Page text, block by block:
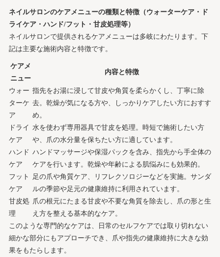
ネイルサロンのケアメニューの種類と特徴（ウォーターケア・ド
ライケア・ハンド/フット・甘皮処理等）
ネイルサロンで提供されるケアメニューは多岐にわたります。下
記は主要な施術内容と特徴です。
ケアメ
ニュー
内容と特徴
ウォー
ターケ
ア
指先をお湯に浸して甘皮や角質を柔らかくし、丁寧に除
去。乾燥が気になる方や、しっかりケアしたい方におすす
め。
ドライ
ケア
水を使わず専用器具で甘皮を処理。時短で施術したい方
や、爪の水分量を保ちたい方に適しています。
ハンド
ケア
ハンドマッサージや保湿パックを含み、指先から手全体の
ケアを行います。乾燥や年齢による肌悩みにも効果的。
フット
ケア
足の爪や角質ケア、リフレクソロジーなどを実施。サンダ
ルの季節や足元の健康維持に利用されています。
甘皮処
理
爪の根元にたまる甘皮や不要な角質を除去し、爪の形と生
え方を整える基本的なケア。
このような専門的なケアは、日常のセルフケアでは取り切れない
細かな部分にもアプローチでき、爪や指先の健康維持に大きな効
果をもたらします。